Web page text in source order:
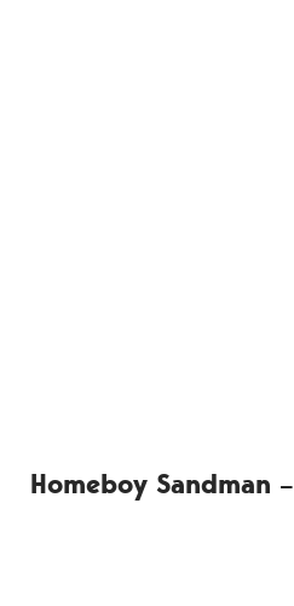
Homeboy Sandman –